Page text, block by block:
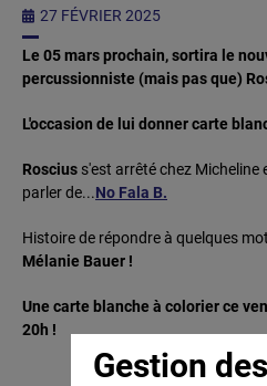
27 FÉVRIER 2025
Le 05 mars prochain, sortira le
percussionniste (mais pas que)
L'occasion de lui donner carte
Roscius s'est arrêté chez Micheline
parler de...No Fala B.
Histoire de répondre à quelques
Mélanie Bauer !
Une carte blanche à colorier ce
20h !
Gestion